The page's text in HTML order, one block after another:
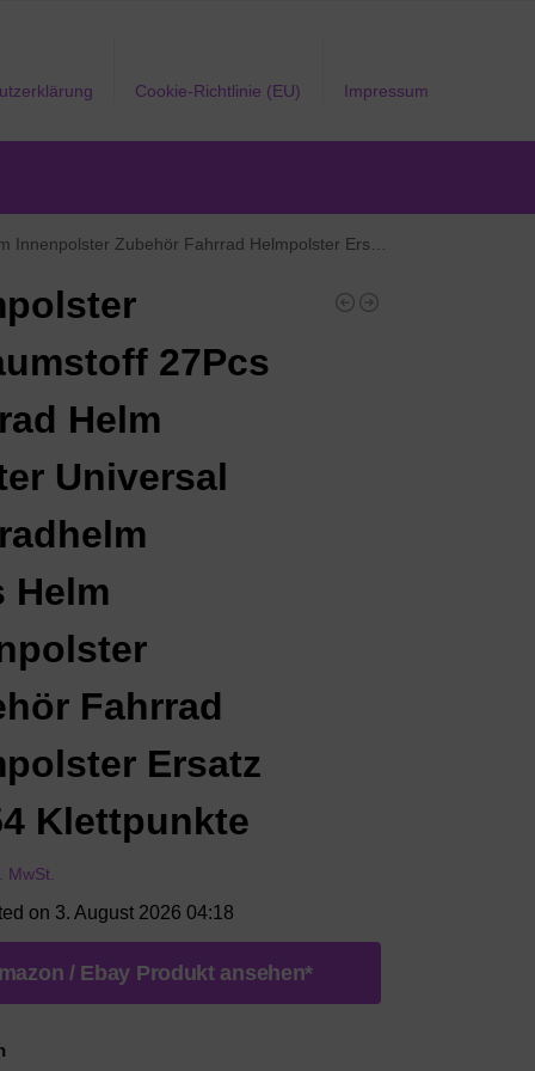
Cookie-Richtlinie (EU) Impressum
Fahrrad Helmpolster Ersatz mit 54 Klettpunkte
27Pcs
Helm
Universal
Helm
Fahrrad
Ersatz
Klettpunkte
MwSt.
on 3. August 2026 04:18
/ Ebay Produkt ansehen*